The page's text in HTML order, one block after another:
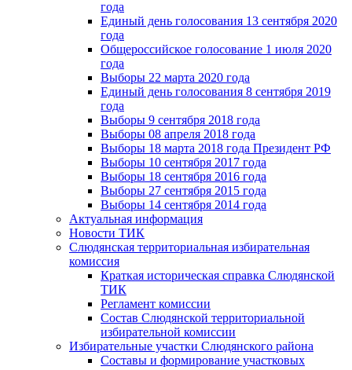
года
Единый день голосования 13 сентября 2020
года
Общероссийское голосование 1 июля 2020
года
Выборы 22 марта 2020 года
Единый день голосования 8 сентября 2019
года
Выборы 9 сентября 2018 года
Выборы 08 апреля 2018 года
Выборы 18 марта 2018 года Президент РФ
Выборы 10 сентября 2017 года
Выборы 18 сентября 2016 года
Выборы 27 сентября 2015 года
Выборы 14 сентября 2014 года
Актуальная информация
Новости ТИК
Слюдянская территориальная избирательная
комиссия
Краткая историческая справка Слюдянской
ТИК
Регламент комиссии
Состав Слюдянской территориальной
избирательной комиссии
Избирательные участки Слюдянского района
Составы и формирование участковых